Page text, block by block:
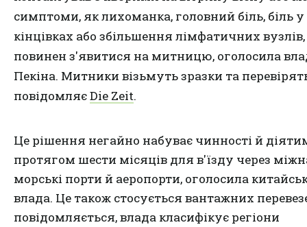
симптоми, як лихоманка, головний біль, біль у
кінцівках або збільшення лімфатичних вузлів,
повинен з'явитися на митницю, оголосила
Пекіна. Митники візьмуть зразки та
повідомляєDie Zeit.
Це рішення негайно набуває чинності й
протягом шести місяців для в'їзду через
морські порти й аеропорти, оголосила
влада. Це також стосується вантажних
повідомляється, влада класифікує регіони